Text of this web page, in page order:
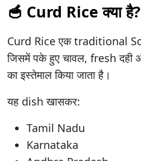
🥣 Curd Rice क्या है?
Curd Rice एक traditional
जिसमें पके हुए चावल, fresh
का इस्तेमाल किया जाता है।
यह dish खासकर:
Tamil Nadu
Karnataka